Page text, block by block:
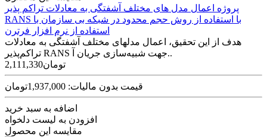
پروژه اعمال مدل های مختلف آشفتگی به معادلات تراکم پذیر
RANS با استفاده از روش حجم محدود در شبکه بی سازمان با
استفاده از نرم افزار فرترن
هدف از این تحقیق، اعمال مدل­های مختلف آشفتگی به معادلات
تراکم‌­پذیر RANS جهت شبیه­‌سازی جریان آ..
2,111,330تومان
قیمت بدون مالیات: 1,937,000تومان
اضافه به سبد خرید
افزودن به لیست دلخواه
مقایسه این محصول